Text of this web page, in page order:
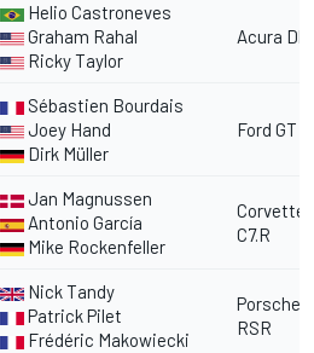
Helio Castroneves
Graham Rahal
Ricky Taylor
Acura DPi
Sébastien Bourdais
Joey Hand
Dirk Müller
Ford GT
Jan Magnussen
Antonio García
Mike Rockenfeller
Corvette
C7.R
Nick Tandy
Patrick Pilet
Frédéric Makowiecki
Porsche
RSR